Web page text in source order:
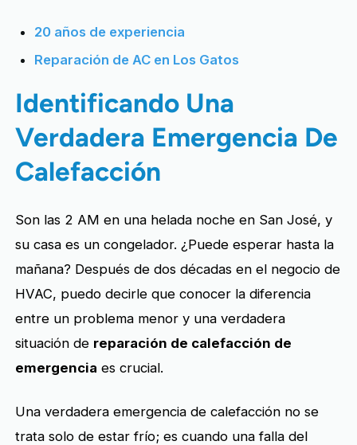
20 años de experiencia
Reparación de AC en Los Gatos
Identificando Una
Verdadera Emergencia De
Calefacción
Son las 2 AM en una helada noche en San José, y
su casa es un congelador. ¿Puede esperar hasta la
mañana? Después de dos décadas en el negocio de
HVAC, puedo decirle que conocer la diferencia
entre un problema menor y una verdadera
situación de reparación de calefacción de
emergencia es crucial.
Una verdadera emergencia de calefacción no se
trata solo de estar frío; es cuando una falla del